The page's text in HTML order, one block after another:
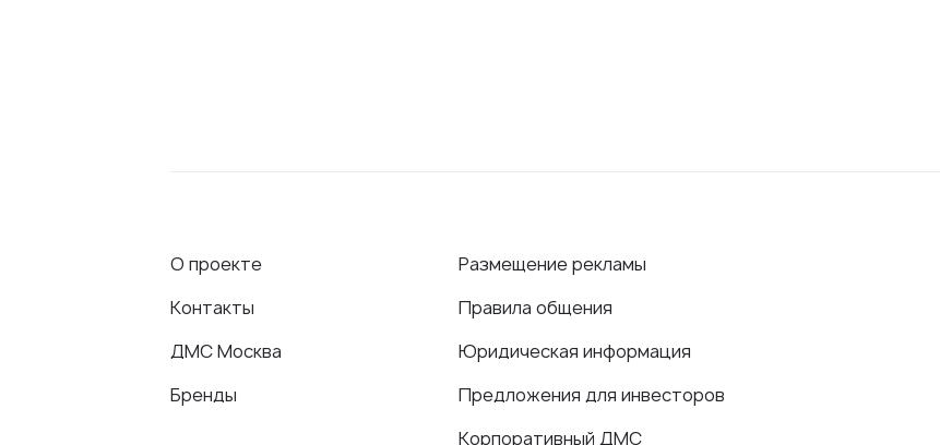
О проекте
Контакты
ДМС Москва
Бренды
Размещение рекламы
Правила общения
Юридическая информация
Предложения для инвесторов
Корпоративный ДМС